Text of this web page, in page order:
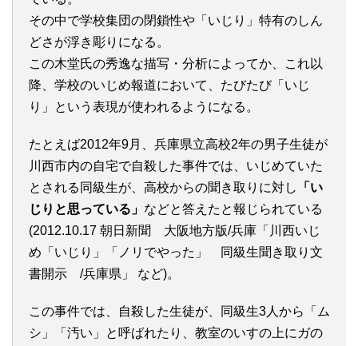
その中で学校集団の閉鎖性や「いじり」特有のしん
どさが浮き彫りになる。
この木堂氏の秀逸な描写・分析によってか、これ以
降、学校のいじめ報道において、たびたび「いじ
り」という表現が使われるようになる。
たとえば2012年9月、兵庫県立高校2年の男子生徒が
川西市内の自宅で自殺した事件では、いじめていた
とされる同級生が、高校からの聞き取りに対し
「い
じりと思っている」 などと答えたと報じられている
(2012.10.17 朝日新聞 大阪地方版/兵庫「川西いじ
め「いじり」「ノリでやった」 同級生聞き取り文
書開示 /兵庫県」 など)。
この事件では、自殺した生徒が、同級生3人から「ム
シ」「汚い」と呼ばれたり、教室のいすの上にガの